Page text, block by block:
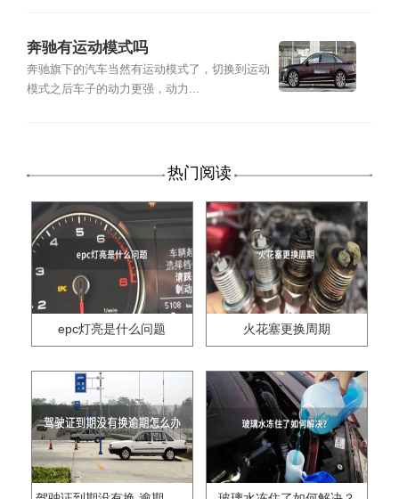
奔驰有运动模式吗
奔驰旗下的汽车当然有运动模式了，切换到运动
模式之后车子的动力更强，动力...
热门阅读
epc灯亮是什么问题 火花塞更换周期